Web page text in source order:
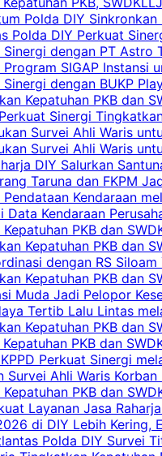
Polda DIY
Polda DIY Perkuat
dengan PT Astro
SIGAP Instansi
dengan BUKP
Kepatuhan PKB dan
Sinergi
Survei Ahli Waris
Survei Ahli Waris
DIY Salurkan
Taruna dan FKPM
Kendaraan
Data Kendaraan
PKB dan
Kepatuhan PKB dan
dengan RS
Kepatuhan PKB dan
Muda Jadi Pelopor
Tertib Lalu Lintas
Kepatuhan PKB dan
PKB dan
Perkuat Sinergi
Survei Ahli Waris
PKB dan
Layanan Jasa
di DIY Lebih
Polda DIY Survei